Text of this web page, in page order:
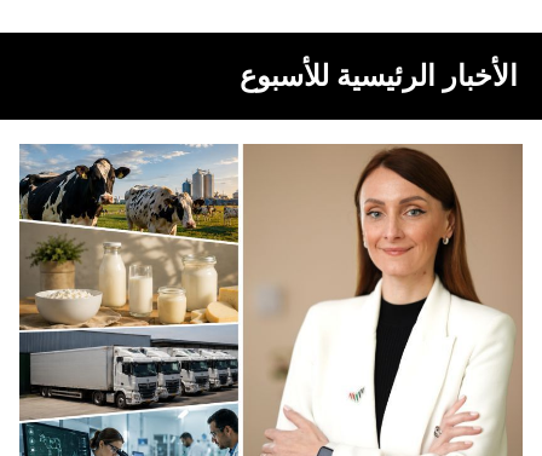
الأخبار الرئيسية للأسبوع